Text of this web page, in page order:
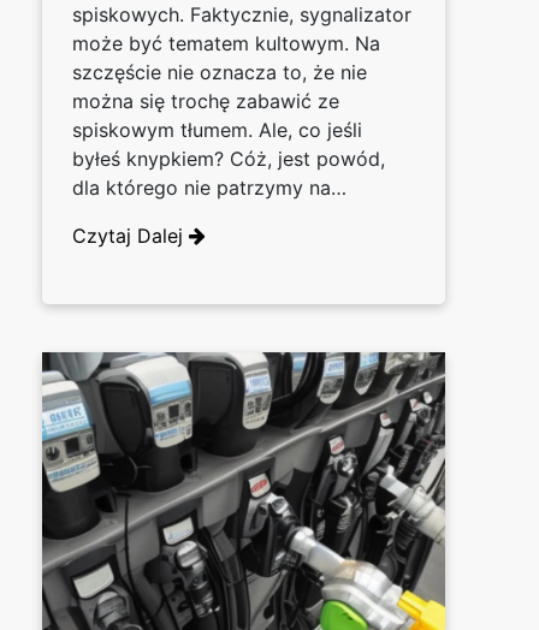
spiskowych. Faktycznie, sygnalizator
może być tematem kultowym. Na
szczęście nie oznacza to, że nie
można się trochę zabawić ze
spiskowym tłumem. Ale, co jeśli
byłeś knypkiem? Cóż, jest powód,
dla którego nie patrzymy na…
Czytaj Dalej